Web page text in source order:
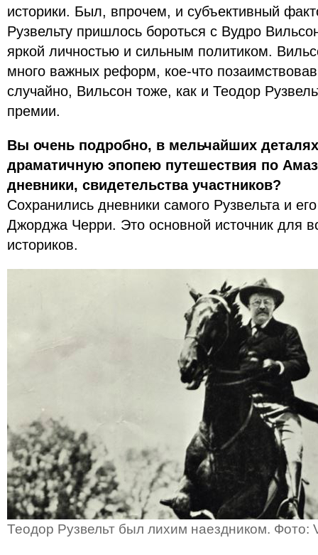
историки. Был, впрочем, и субъективный
Рузвельту пришлось бороться с Вудро
яркой личностью и сильным политиком.
много важных реформ, кое-что
случайно, Вильсон тоже, как и Теодор
премии.
Вы очень подробно, в мельчайших
драматичную эпопею путешествия по
дневники, свидетельства участников?
Сохранились дневники самого Рузвельта и
Джорджа Черри. Это основной источник для
историков.
Теодор Рузвельт был лихим наездником. Фото: